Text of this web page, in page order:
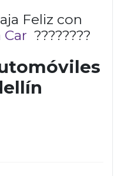
Feliz con
????????